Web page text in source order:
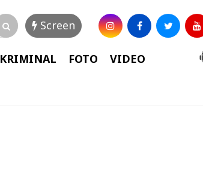
Screen
KRIMINAL FOTO VIDEO